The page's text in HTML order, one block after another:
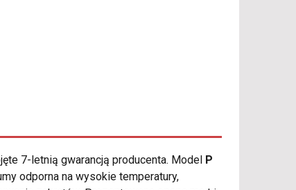
7-letnią gwarancją producenta. Model P
odporna na wysokie temperatury,